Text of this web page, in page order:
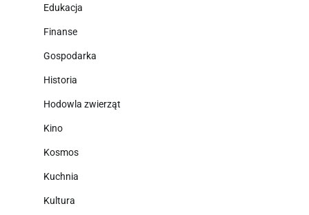
Edukacja
Finanse
Gospodarka
Historia
Hodowla zwierząt
Kino
Kosmos
Kuchnia
Kultura